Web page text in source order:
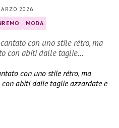
2026
MODA
con uno stile rétro, ma
con abiti dalle taglie…
con uno stile rétro, ma
abiti dalle taglie azzardate e